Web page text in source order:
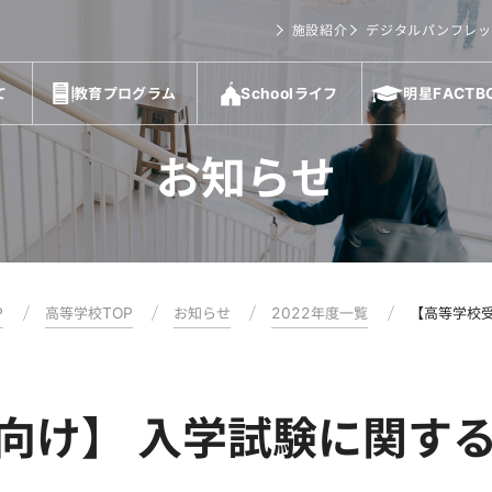
施設紹介 デジタルパンフレ
教育プログラム Schoolライフ 明星
お知らせ
高等学校TOP お知らせ 2022年度一覧 【高等学校
け】 入学試験に関す